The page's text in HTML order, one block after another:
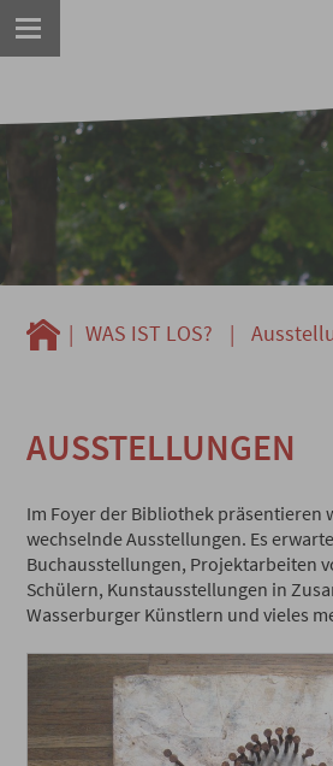
| WAS IST LOS? |
AUSSTELLUNGEN
Im Foyer der Bibliothek präsentieren
wechselnde Ausstellungen. Es
Buchausstellungen, Projektarbeiten
Schülern, Kunstausstellungen in
Wasserburger Künstlern und vieles